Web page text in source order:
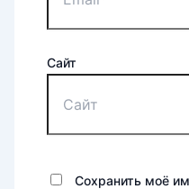
Сайт
Сохранить моё